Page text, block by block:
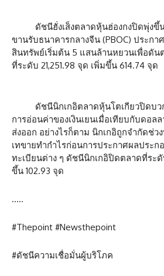
ดัชนีฮั่งเส็งตลาดหุ้นฮ่องกงปิดพุ่งขึ้น
ขานรับธนาคารกลางจีน (PBOC) ประกา
สินทรัพย์เริ่มต้น 5 แสนล้านหยวนเพื่อดัน
ที่ระดับ 21,251.98 จุด เพิ่มขึ้น 614.74 จุด
ดัชนีนิกเกอิตลาดหุ้นโตเกียวปิดบวก
การอ่อนค่าของเงินเยนเมื่อเทียบกับดอ
ส่งออก อย่างไรก็ตาม นิกเกอิถูกจำกัดช่ว
เทขายทำกำไรก่อนการประกาศผลประ
ทะเบียนต่าง ๆ ดัชนีนิกเกอิปิดตลาดที่ระ
ขึ้น 102.93 จุด
…..
#Thepoint #Newsthepoint
#ดัชนีความเชื่อมั่นผู้บริโภค